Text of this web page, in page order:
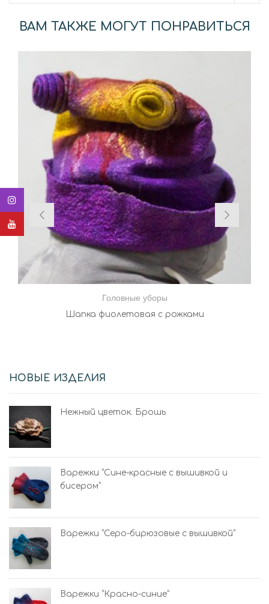
ВАМ ТАКЖЕ МОГУТ ПОНРАВИТЬСЯ
Головные уборы
Шапка фиолетовая с рожками
НОВЫЕ ИЗДЕЛИЯ
Нежный цветок. Брошь
Варежки “Сине-красные с вышивкой и
бисером”
Варежки “Серо-бирюзовые с вышивкой”
Варежки “Красно-синие”